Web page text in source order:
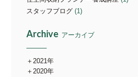
スタッフブログ (1)
Archive アーカイブ
2021年
2020年